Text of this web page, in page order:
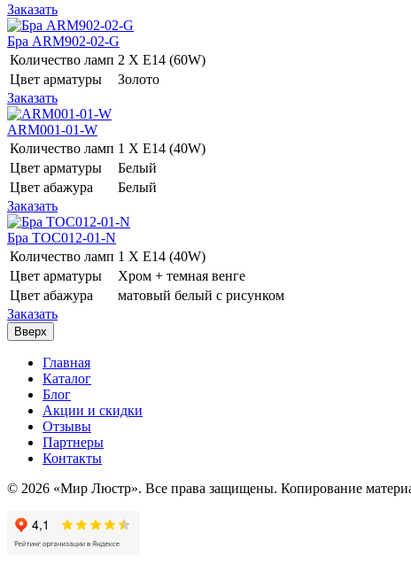
Заказать
Бра ARM902-02-G
Количество ламп 2 Х E14 (60W)
Цвет арматуры
Золото
Заказать
ARM001-01-W
Количество ламп 1 Х E14 (40W)
Цвет арматуры
Белый
Цвет абажура
Белый
Заказать
Бра TOC012-01-N
Количество ламп 1 Х E14 (40W)
Цвет арматуры
Хром + темная венге
Цвет абажура
матовый белый с рисунком
Заказать
Вверх
Главная
Каталог
Блог
Акции и скидки
Отзывы
Партнеры
Контакты
© 2026 «Мир Люстр». Все права защищены. Копирование